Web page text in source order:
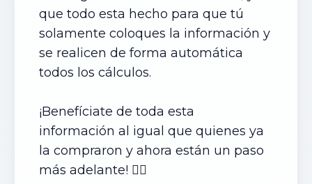
que todo esta hecho para que tú
solamente coloques la información y
se realicen de forma automática
todos los cálculos.
¡Benefíciate de toda esta
información al igual que quienes ya
la compraron y ahora están un paso
más adelante! 👍🏼